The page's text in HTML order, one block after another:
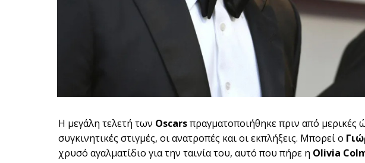
Η μεγάλη τελετή των Oscarsπραγματοποιήθηκε πριν από μερικές
συγκινητικές στιγμές, οι ανατροπές και οι εκπλήξεις. Μπορεί ο
χρυσό αγαλματίδιο για την ταινία του, αυτό που πήρε η Olivia